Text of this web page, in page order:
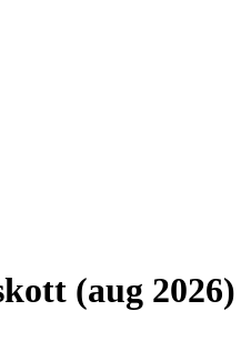
(aug 2026)